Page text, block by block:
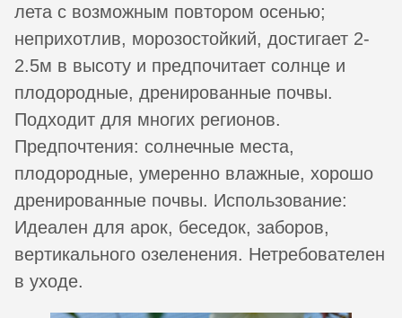
лета с возможным повтором осенью;
неприхотлив, морозостойкий, достигает 2-
2.5м в высоту и предпочитает солнце и
плодородные, дренированные почвы.
Подходит для многих регионов.
Предпочтения: солнечные места,
плодородные, умеренно влажные, хорошо
дренированные почвы. Использование:
Идеален для арок, беседок, заборов,
вертикального озеленения. Нетребователен
в уходе.